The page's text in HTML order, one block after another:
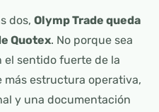
dos, Olymp Trade queda
Quotex. No porque sea
el sentido fuerte de la
más estructura operativa,
y una documentación